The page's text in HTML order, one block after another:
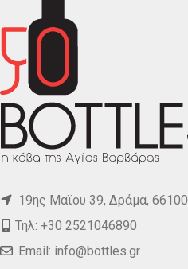
19ης Μαϊου 39, Δράμα, 66100
Τηλ: +30 2521046890
Email: info@bottles.gr